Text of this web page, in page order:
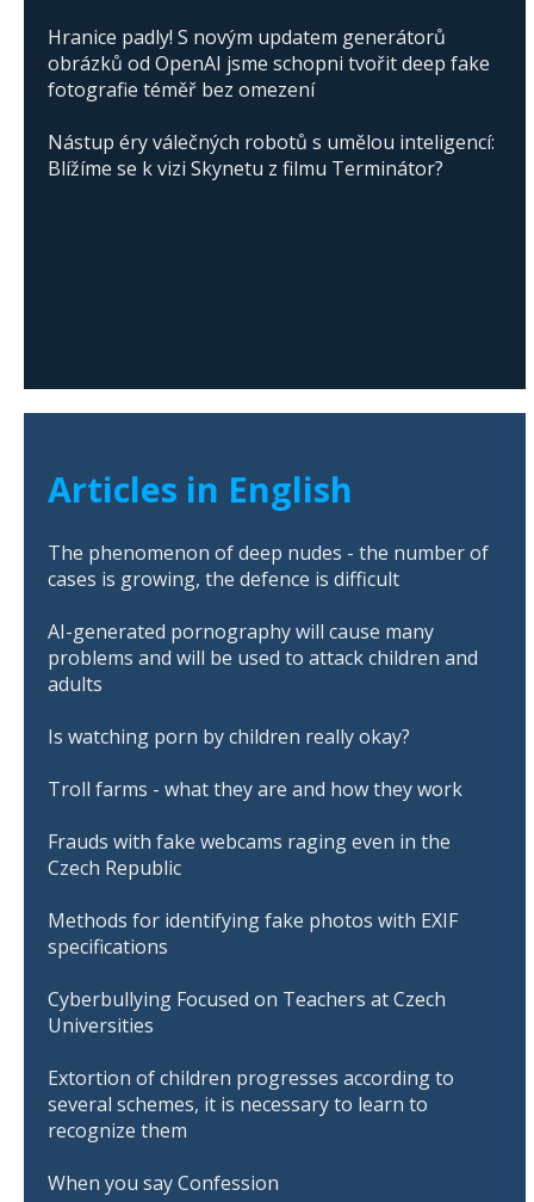
Hranice padly! S novým updatem generátorů
obrázků od OpenAI jsme schopni tvořit deep fake
fotografie téměř bez omezení
Nástup éry válečných robotů s umělou inteligencí:
Blížíme se k vizi Skynetu z filmu Terminátor?
Articles in English
The phenomenon of deep nudes - the number of
cases is growing, the defence is difficult
AI-generated pornography will cause many
problems and will be used to attack children and
adults
Is watching porn by children really okay?
Troll farms - what they are and how they work
Frauds with fake webcams raging even in the
Czech Republic
Methods for identifying fake photos with EXIF
specifications
Cyberbullying Focused on Teachers at Czech
Universities
Extortion of children progresses according to
several schemes, it is necessary to learn to
recognize them
When you say Confession